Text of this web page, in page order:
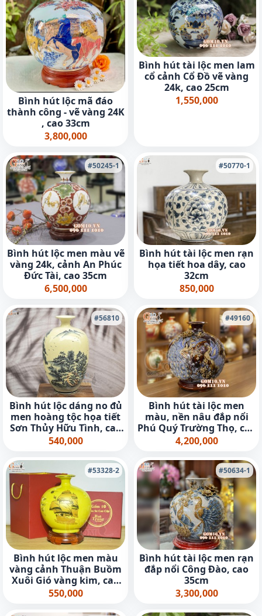
Bình hút lộc mã đáo
thành công - vẽ vàng 24K
, cao 33cm
3,800,000
Bình hút tài lộc men lam
cổ cảnh Cổ Đồ vẽ vàng
24k, cao 25cm
1,550,000
#50245-1
Bình hút lộc men màu vẽ
vàng 24k, cảnh An Phúc
Đức Tài, cao 35cm
6,500,000
#50770-1
Bình hút tài lộc men rạn
họa tiết hoa dây, cao
32cm
850,000
#56810
Bình hút lộc dáng no đủ
men hoàng tộc họa tiết
Sơn Thủy Hữu Tình, cao
32cm
540,000
#49160
Bình hút tài lộc men
màu, nền nâu đắp nổi
Phú Quý Trường Thọ, cao
35cm
4,200,000
#53328-2
Bình hút lộc men màu
vàng cảnh Thuận Buồm
Xuôi Gió vàng kim, cao
18cm
550,000
#50634-1
Bình hút tài lộc men rạn
đắp nổi Công Đào, cao
35cm
3,300,000